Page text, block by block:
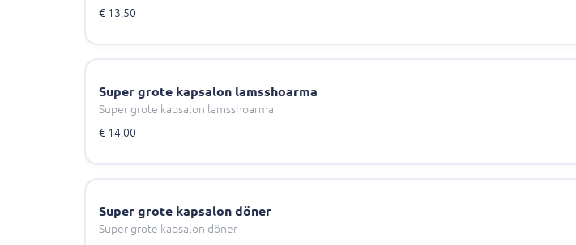
€ 13,50
Super grote kapsalon lamsshoarma
Super grote kapsalon lamsshoarma
€ 14,00
Super grote kapsalon döner
Super grote kapsalon döner